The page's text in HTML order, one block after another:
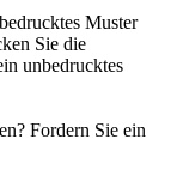
Muster
Sie die
unbedrucktes
Fordern Sie ein